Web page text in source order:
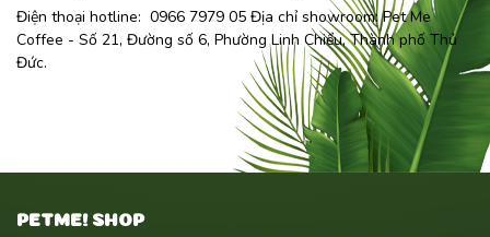
Điện thoại hotline: 0966 7979 05 Địa chỉ showroom:Pet Me
Coffee - Số 21, Đường số 6, Phường Linh Chiểu, Thành phố Thủ
Đức.
PETME! SHOP